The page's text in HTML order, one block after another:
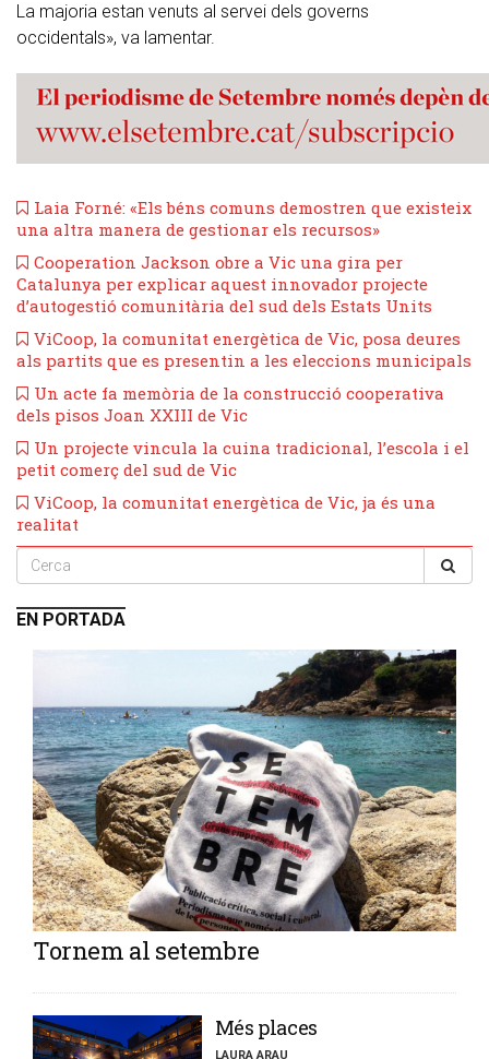
La majoria estan venuts al servei dels governs
occidentals», va lamentar.
Laia Forné: «Els béns comuns demostren que existeix
una altra manera de gestionar els recursos»
​Cooperation Jackson obre a Vic una gira per
Catalunya per explicar aquest innovador projecte
d’autogestió comunitària del sud dels Estats Units
ViCoop, la comunitat energètica de Vic, posa deures
als partits que es presentin a les eleccions municipals
Un acte fa memòria de la construcció cooperativa
dels pisos Joan XXIII de Vic
​Un projecte vincula la cuina tradicional, l’escola i el
petit comerç del sud de Vic
ViCoop, la comunitat energètica de Vic, ja és una
realitat
EN PORTADA
Tornem al setembre
​Més places
LAURA ARAU